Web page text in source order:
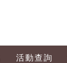
活動查詢